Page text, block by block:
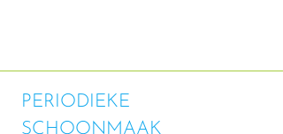
PERIODIEKE
SCHOONMAAK